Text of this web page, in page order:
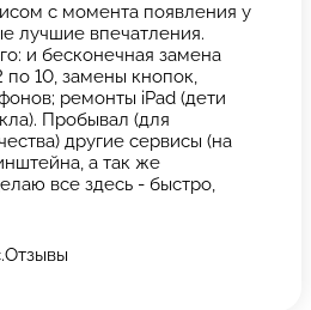
с момента появления у
лучшие впечатления.
и бесконечная замена
по 10, замены кнопок,
ремонты iPad (дети
Пробывал (для
другие сервисы (на
а так же
все здесь - быстро,